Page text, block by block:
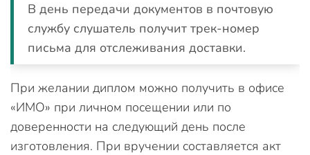
В день передачи документов в почтовую
службу слушатель получит трек-номер
письма для отслеживания доставки.
При желании диплом можно получить в офисе
«ИМО» при личном посещении или по
доверенности на следующий день после
изготовления. При вручении составляется акт